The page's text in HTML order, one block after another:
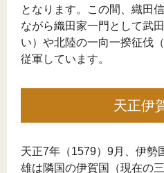
となります。この間、織田
ながら織田家一門として武
い）や北陸の一向一揆征伐
従軍しています。
天正伊
天正7年（1579）9月、伊勢
雄は隣国の伊賀国（現在の